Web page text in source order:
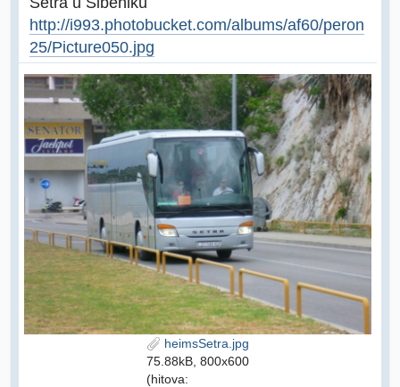
http://i993.photobucket.com/albums/af60/peron
25/Picture050.jpg
heimsSetra.jpg
75.88kB, 800x600
(hitova: